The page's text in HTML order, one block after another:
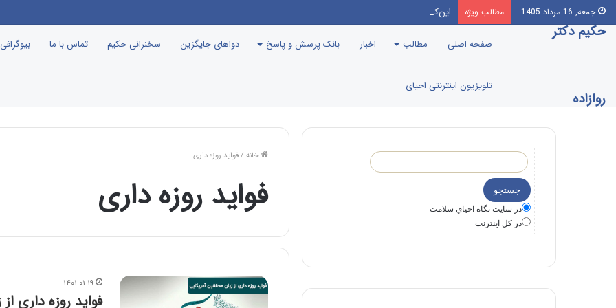
جمعه, 16 مرداد 1405 مطالب ویژه این‌که مرندی رو بیارن صدا‌ و سیما، برنامه جوانی جمعیت، درست مثل این می‌مونه که صدام رو دعوت کنن راهیان نور!
حکیم دکتر
روازاده
صفحه اصلی مطالب اخبار بانک پرسش و پاسخ دواهای جایگزین سخنرانی حکیم تماس با ما
تلویزیون اینترنتی احیای
خانه /فواید روزه داری
فواید روزه داری
۱۴۰۱-۰۱-۱۹
فواید روزه داری
در سايت نگاه احياي سلامت
در كل اينترنت